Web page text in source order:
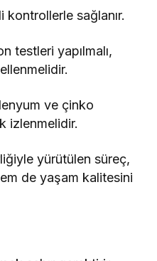
kontrollerle sağlanır.
testleri yapılmalı,
ve çinko
izlenmelidir.
yürütülen süreç,
de yaşam kalitesini